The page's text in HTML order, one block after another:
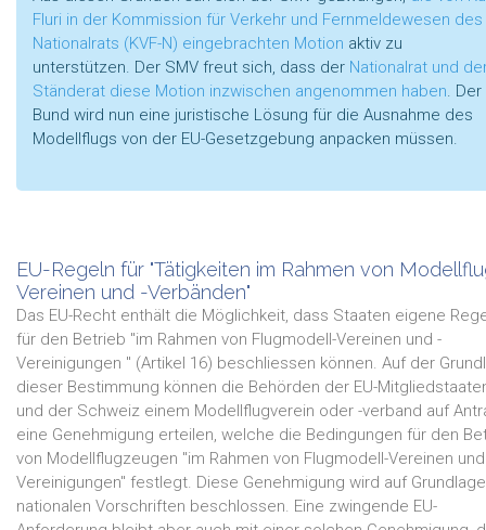
Fluri in der Kommission für Verkehr und Fernmeldewesen des
Nationalrats (KVF-N) eingebrachten Motion aktiv zu
unterstützen. Der SMV freut sich, dass der Nationalrat und
Ständerat diese Motion inzwischen angenommen haben. Der
Bund wird nun eine juristische Lösung für die Ausnahme des
Modellflugs von der EU-Gesetzgebung anpacken müssen.
EU-Regeln für "Tätigkeiten im Rahmen von
Vereinen und -Verbänden"
Das EU-Recht enthält die Möglichkeit, dass Staaten eigene
für den Betrieb "im Rahmen von Flugmodell-Vereinen und -
Vereinigungen " (Artikel 16) beschliessen können. Auf der
dieser Bestimmung können die Behörden der EU-
und der Schweiz einem Modellflugverein oder -verband auf
eine Genehmigung erteilen, welche die Bedingungen für den
von Modellflugzeugen "im Rahmen von Flugmodell-Vereinen
Vereinigungen" festlegt. Diese Genehmigung wird auf
nationalen Vorschriften beschlossen. Eine zwingende EU-